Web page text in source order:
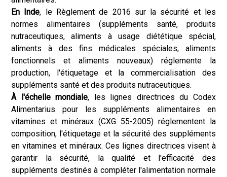
En Inde, le Règlement de 2016 sur la sécurité et les
normes alimentaires (suppléments santé, produits
nutraceutiques, aliments à usage diététique spécial,
aliments à des fins médicales spéciales, aliments
fonctionnels et aliments nouveaux) réglemente la
production, l'étiquetage et la commercialisation des
suppléments santé et des produits nutraceutiques.
À l'échelle mondiale, les lignes directrices du Codex
Alimentarius pour les suppléments alimentaires en
vitamines et minéraux (CXG 55-2005) réglementent la
composition, l'étiquetage et la sécurité des suppléments
en vitamines et minéraux. Ces lignes directrices visent à
garantir la sécurité, la qualité et l'efficacité des
suppléments destinés à compléter l'alimentation normale